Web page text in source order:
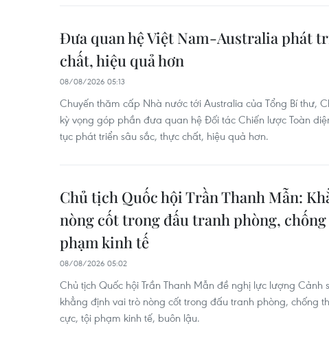
Đưa quan hệ Việt Nam-Australia phát
chất, hiệu quả hơn
08/08/2026 05:13
Chuyến thăm cấp Nhà nước tới Australia của Tổng Bí thư,
kỳ vọng góp phần đưa quan hệ Đối tác Chiến lược Toàn
tục phát triển sâu sắc, thực chất, hiệu quả hơn.
Chủ tịch Quốc hội Trần Thanh Mẫn:
nòng cốt trong đấu tranh phòng,
phạm kinh tế
08/08/2026 05:02
Chủ tịch Quốc hội Trần Thanh Mẫn đề nghị lực lượng Cảnh
khẳng định vai trò nòng cốt trong đấu tranh phòng, chống
cực, tội phạm kinh tế, buôn lậu.